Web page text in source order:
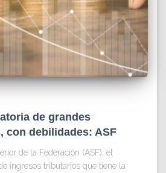
de grandes
con debilidades: ASF
de la Federación (ASF), el
ingresos tributarios que tiene la